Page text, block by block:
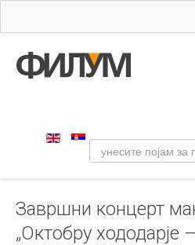
Упис
Уметност
Музичка уметност
Примењена и ликовна уметност
Завршни концерт
„Октобру хододарје